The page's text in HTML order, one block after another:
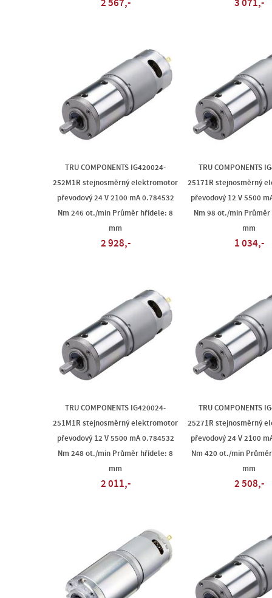
2 567,- 3 071,-
TRU COMPONENTS IG420024-
252M1R stejnosměrný elektromotor
převodový 24 V 2100 mA 0.784532
Nm 246 ot./min Průměr hřídele: 8
mm
2 928,-
TRU COMPONENTS
25171R stejnosměrný
převodový 12 V 5500
Nm 98 ot./min
mm
1 034,-
TRU COMPONENTS IG420024-
251M1R stejnosměrný elektromotor
převodový 12 V 5500 mA 0.784532
Nm 248 ot./min Průměr hřídele: 8
mm
2 011,-
TRU COMPONENTS
25271R stejnosměrný
převodový 24 V 2100
Nm 420 ot./min
mm
2 508,-